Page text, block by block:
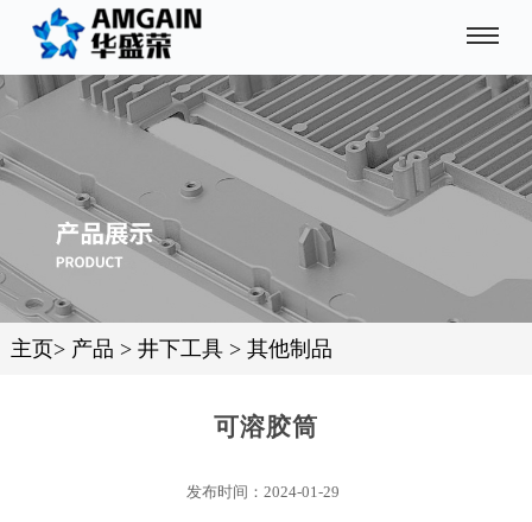
主页> 产品 > 井下工具> 其他制品
可溶胶筒
发布时间：2024-01-29